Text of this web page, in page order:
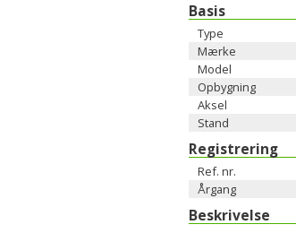
Basis
Type
Mærke
Model
Opbygning
Aksel
Stand
Registrering
Ref. nr.
Årgang
Beskrivelse